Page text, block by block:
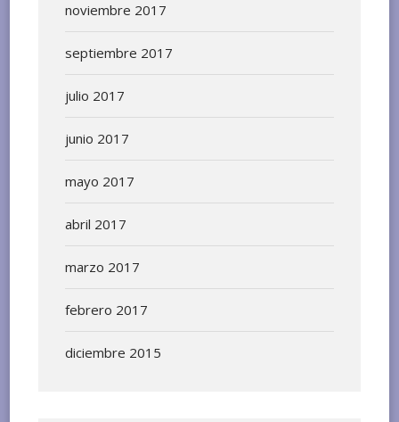
noviembre 2017
septiembre 2017
julio 2017
junio 2017
mayo 2017
abril 2017
marzo 2017
febrero 2017
diciembre 2015